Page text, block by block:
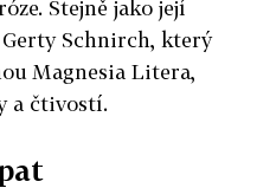
Stejně jako její
Schnirch, který
Magnesia Litera,
a čtivostí.